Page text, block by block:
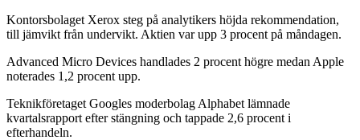
Kontorsbolaget Xerox steg på analytikers höjda rekommendation,
till jämvikt från undervikt. Aktien var upp 3 procent på måndagen.
Advanced Micro Devices handlades 2 procent högre medan Apple
noterades 1,2 procent upp.
Teknikföretaget Googles moderbolag Alphabet lämnade
kvartalsrapport efter stängning och tappade 2,6 procent i
efterhandeln.